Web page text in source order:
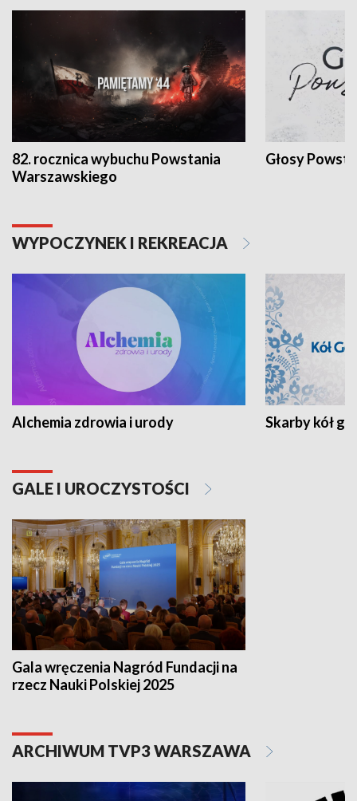
82. rocznica wybuchu Powstania
Warszawskiego
Głosy
WYPOCZYNEK I REKREACJA
Alchemia zdrowia i urody Skarby kół
GALE I UROCZYSTOŚCI
Gala wręczenia Nagród Fundacji na
rzecz Nauki Polskiej 2025
ARCHIWUM TVP3 WARSZAWA